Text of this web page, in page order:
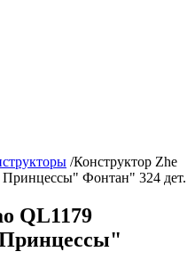
/Конструктор Zhe
Фонтан" 324 дет.
QL1179